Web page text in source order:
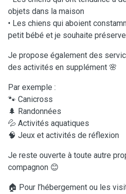
objets dans la maison
• Les chiens qui aboient
petit bébé et je souhaite
Je propose également des
des activités en supplément 🌸
Par exemple :
🐾 Canicross
🌲 Randonnées
💦 Activités aquatiques
🧠 Jeux et activités de réflexion
Je reste ouverte à toute autre
compagnon 😊
🏠 Pour l’hébergement ou les